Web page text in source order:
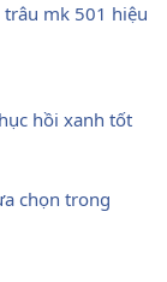
trâu mk 501 hiệu
hồi xanh tốt
chọn trong